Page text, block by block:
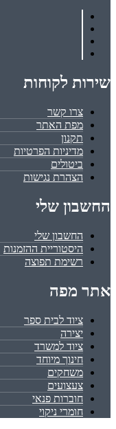
שירות לקוחות
צרו קשר
מפת האתר
תקנון
מדיניות הפרטיות
ביטולים
הצהרת נגישות
החשבון שלי
החשבון שלי
היסטוריית ההזמנות
רשימת תפוצה
אתר מפה
ציוד לבית ספר
יצירה
ציוד למשרד
חינוך מיוחד
משחקים
צעצועים
חוברות פנאי
חומרי ניקוי